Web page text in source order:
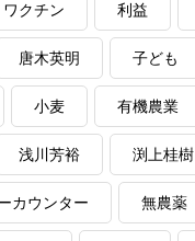
ワクチン 利益
唐木英明 子ども
小麦 有機農業
浅川芳裕 渕上桂樹
カウンター 無農薬